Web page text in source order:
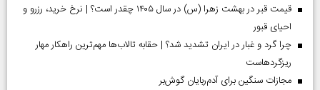
قیمت قبر در بهشت زهرا (س) در سال ۱۴۰۵ چقدر است؟ | نرخ خرید، رزرو و
احیای قبور
چرا گرد و غبار در ایران تشدید شد؟ | حقابه تالاب‌ها مهم‌ترین راهکار مهار
ریزگردهاست
مجازات سنگین برای آدم‌ربایان گوش‌بر